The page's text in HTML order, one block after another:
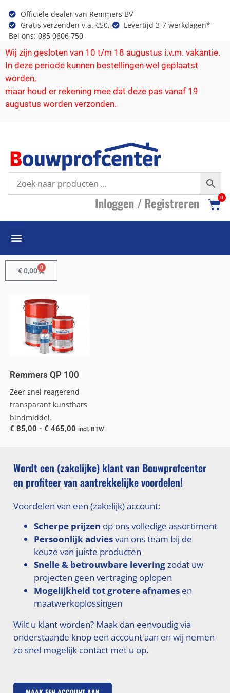
Officiële dealer van Remmers BV
Gratis verzenden v.a. €50,-
Levertijd 3-7 werkdagen*
Bel ons: 085 0606 750
Wij zijn gesloten van 10 t/m 18 augustus i.v.m. vakantie.
In deze periode kunnen bestellingen wel geplaatst
worden,
maar houd er rekening mee dat deze pas vanaf 19
augustus worden verzonden.
Inloggen /Registreren 0
€0,00 0
Remmers QP 100
Zeer snel reagerend
transparant kunsthars
bindmiddel.
€ 85,00 - € 465,00 incl. BTW
Wordt een (zakelijke) klant van Bouwprofcenter
en profiteer van aantrekkelijke voordelen!
Voordelen van een (zakelijk) account:
Scherpe prijzen op ons volledige assortiment
Persoonlijk adviesvan ons team bij de
keuze van juiste producten
Snelle & betrouwbare leveringzodat uw
projecten geen vertraging oplopen
Mogelijkheid tot grotere afnamesen
maatwerkoplossingen
Wilt u klant worden? Maak dan eenvoudig via
onderstaande knop een account aan en wij nemen
zo snel mogelijk contact met u op.